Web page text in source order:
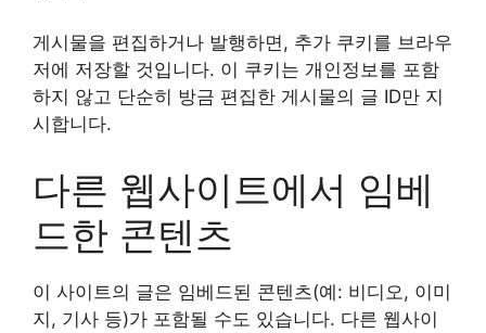
게시물을 편집하거나 발행하면, 추가 쿠키를 브라우
저에 저장할 것입니다. 이 쿠키는 개인정보를 포함
하지 않고 단순히 방금 편집한 게시물의 글 ID만 지
시합니다.
다른 웹사이트에서 임베
드한 콘텐츠
이 사이트의 글은 임베드된 콘텐츠(예: 비디오, 이미
지, 기사 등)가 포함될 수도 있습니다. 다른 웹사이